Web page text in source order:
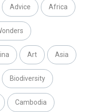
Advice Africa
Art Asia
Biodiversity
Cambodia